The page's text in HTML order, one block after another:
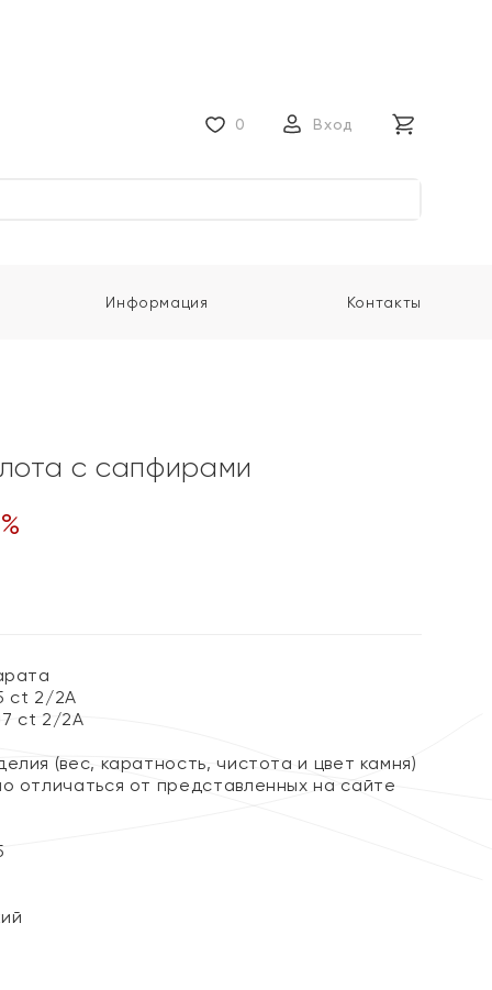
0 Вход
Информация Контакты
с сапфирами
%
ct 2/2А
ct 2/2А
(вес, каратность, чистота и цвет камня)
отличаться от представленных на сайте